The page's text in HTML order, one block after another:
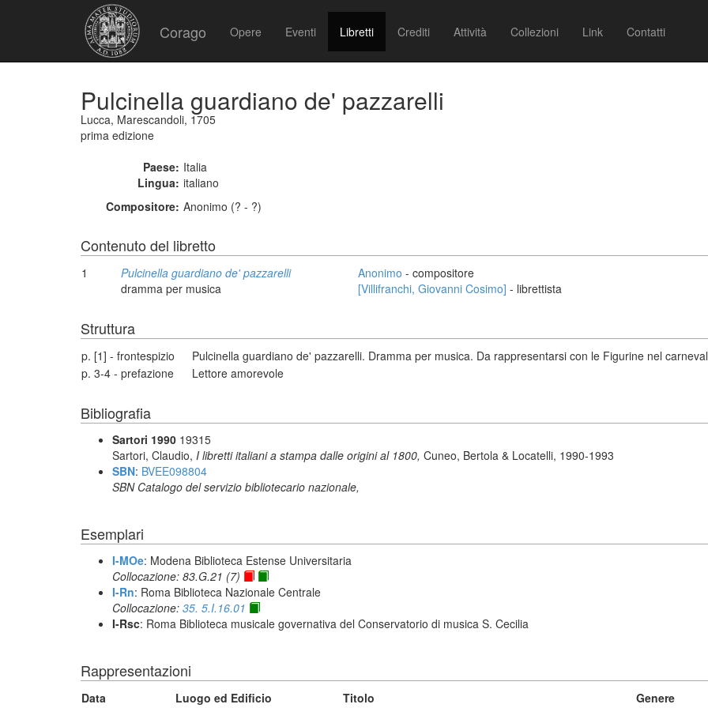
Corago Opere Eventi Libretti Crediti Attività Collezioni Link Contatti
Pulcinella guardiano de' pazzarelli
Lucca, Marescandoli, 1705
prima edizione
Paese: Italia
Lingua: italiano
Compositore: Anonimo (? - ?)
Contenuto del libretto
1
Pulcinella guardiano de' pazzarelli
dramma per musica
Anonimo - compositore
[Villifranchi, Giovanni Cosimo] - librettista
Struttura
p. [1] - frontespizio
Pulcinella guardiano de' pazzarelli. Dramma per musica. Da rappresentarsi con le Figurine nel
p. 3-4 - prefazione
Lettore amorevole
Bibliografia
Sartori 1990 19315
Sartori, Claudio, I libretti italiani a stampa dalle origini al 1800, Cuneo, Bertola & Locatelli, 1990-1993
SBN: BVEE098804
SBN Catalogo del servizio bibliotecario nazionale,
Esemplari
I-MOe: Modena Biblioteca Estense Universitaria
Collocazione: 83.G.21 (7)
I-Rn: Roma Biblioteca Nazionale Centrale
Collocazione: 35. 5.I.16.01
I-Rsc: Roma Biblioteca musicale governativa del Conservatorio di musica S. Cecilia
Rappresentazioni
Data Luogo ed Edificio Titolo Genere